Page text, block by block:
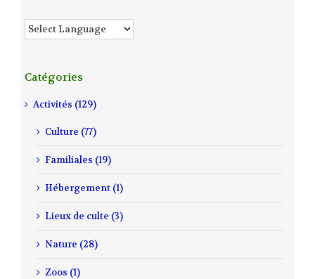
Catégories
Activités (129)
Culture (77)
Familiales (19)
Hébergement (1)
Lieux de culte (3)
Nature (28)
Zoos (1)